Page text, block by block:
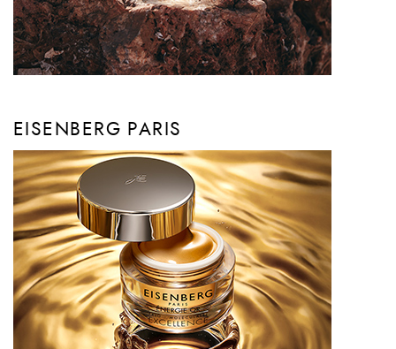
EISENBERG PARIS